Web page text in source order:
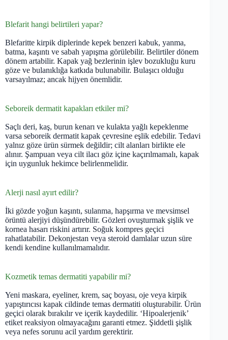
Blefarit hangi belirtileri yapar?
Blefaritte kirpik diplerinde kepek benzeri kabuk, yanma,
batma, kaşıntı ve sabah yapışma görülebilir. Belirtiler dönem
dönem artabilir. Kapak yağ bezlerinin işlev bozukluğu kuru
göze ve bulanıklığa katkıda bulunabilir. Bulaşıcı olduğu
varsayılmaz; ancak hijyen önemlidir.
Seboreik dermatit kapakları etkiler mi?
Saçlı deri, kaş, burun kenarı ve kulakta yağlı kepeklenme
varsa seboreik dermatit kapak çevresine eşlik edebilir. Tedavi
yalnız göze ürün sürmek değildir; cilt alanları birlikte ele
alınır. Şampuan veya cilt ilacı göz içine kaçırılmamalı, kapak
için uygunluk hekimce belirlenmelidir.
Alerji nasıl ayırt edilir?
İki gözde yoğun kaşıntı, sulanma, hapşırma ve mevsimsel
örüntü alerjiyi düşündürebilir. Gözleri ovuşturmak şişlik ve
kornea hasarı riskini artırır. Soğuk kompres geçici
rahatlatabilir. Dekonjestan veya steroid damlalar uzun süre
kendi kendine kullanılmamalıdır.
Kozmetik temas dermatiti yapabilir mi?
Yeni maskara, eyeliner, krem, saç boyası, oje veya kirpik
yapıştırıcısı kapak cildinde temas dermatiti oluşturabilir. Ürün
geçici olarak bırakılır ve içerik kaydedilir. ‘Hipoalerjenik’
etiket reaksiyon olmayacağını garanti etmez. Şiddetli şişlik
veya nefes sorunu acil yardım gerektirir.